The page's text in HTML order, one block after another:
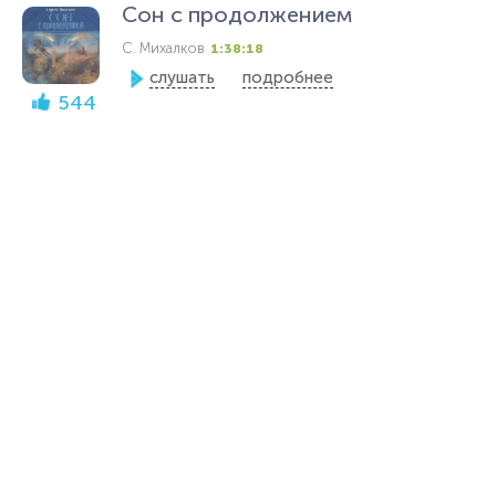
544
Сон с продолжением
С. Михалков 1:38:18
слушать подробнее